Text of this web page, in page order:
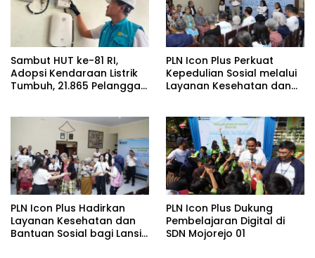
Sambut HUT ke-81 RI,
Adopsi Kendaraan Listrik
Tumbuh, 21.865 Pelanggan
pada Semester I 2026
PLN Icon Plus Perkuat
Kepedulian Sosial melalui
Layanan Kesehatan dan
PLN Icon Plus Hadirkan
Layanan Kesehatan dan
Bantuan Sosial bagi Lansia
PLN Icon Plus Dukung
Pembelajaran Digital di
SDN Mojorejo 01